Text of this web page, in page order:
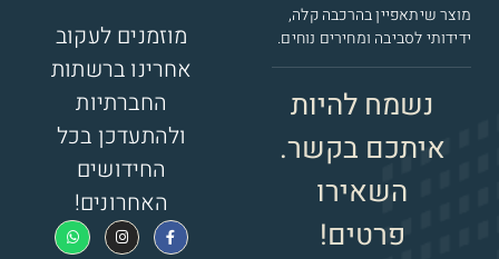
מוצר שיתאפיין בהרכבה קלה,
ידידותי לסביבה ומחירים נוחים.
נשמח להיות
איתכם בקשר.
השאירו
פרטים!
מוזמנים לעקוב
אחרינו ברשתות
החברתיות
ולהתעדכן בכל
החידושים
האחרונים!